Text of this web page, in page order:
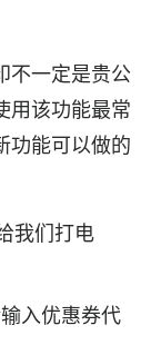
不一定是贵公
用该功能最常
功能可以做的
我们打电
入优惠券代